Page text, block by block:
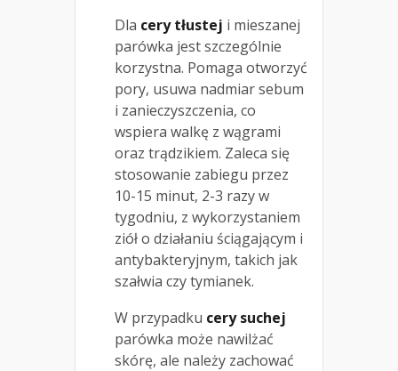
Dla cery tłustej i mieszanej
parówka jest szczególnie
korzystna. Pomaga otworzyć
pory, usuwa nadmiar sebum
i zanieczyszczenia, co
wspiera walkę z wągrami
oraz trądzikiem. Zaleca się
stosowanie zabiegu przez
10-15 minut, 2-3 razy w
tygodniu, z wykorzystaniem
ziół o działaniu ściągającym i
antybakteryjnym, takich jak
szałwia czy tymianek.
W przypadku cery suchej
parówka może nawilżać
skórę, ale należy zachować